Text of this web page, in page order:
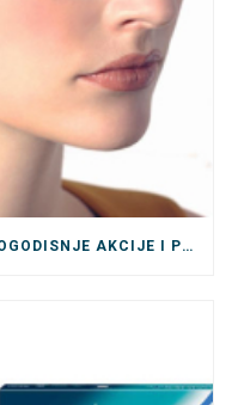
VELEPRODAJA OKVIRA – NOVOGODISNJE AKCIJE I POPUSTI